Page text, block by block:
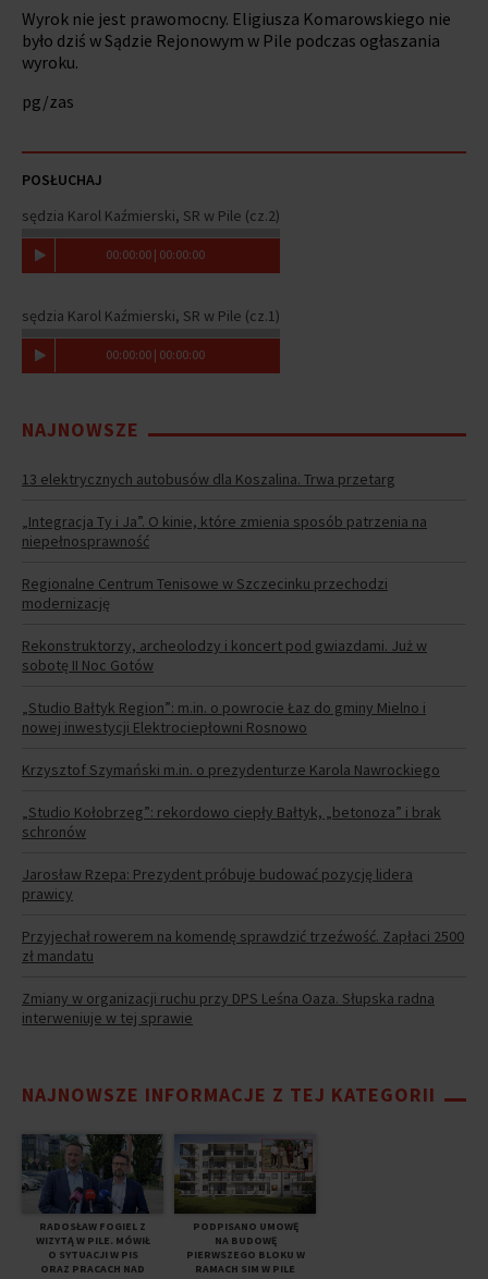
Wyrok nie jest prawomocny. Eligiusza Komarowskiego nie
było dziś w Sądzie Rejonowym w Pile podczas ogłaszania
wyroku.
pg/zas
POSŁUCHAJ
sędzia Karol Kaźmierski, SR w Pile (cz.2)
00:00:00 | 00:00:00
sędzia Karol Kaźmierski, SR w Pile (cz.1)
00:00:00 | 00:00:00
NAJNOWSZE
13 elektrycznych autobusów dla Koszalina. Trwa przetarg
„Integracja Ty i Ja”. O kinie, które zmienia sposób patrzenia na
niepełnosprawność
Regionalne Centrum Tenisowe w Szczecinku przechodzi
modernizację
Rekonstruktorzy, archeolodzy i koncert pod gwiazdami. Już w
sobotę II Noc Gotów
„Studio Bałtyk Region”: m.in. o powrocie Łaz do gminy Mielno i
nowej inwestycji Elektrociepłowni Rosnowo
Krzysztof Szymański m.in. o prezydenturze Karola Nawrockiego
„Studio Kołobrzeg”: rekordowo ciepły Bałtyk, „betonoza” i brak
schronów
Jarosław Rzepa: Prezydent próbuje budować pozycję lidera
prawicy
Przyjechał rowerem na komendę sprawdzić trzeźwość. Zapłaci 2500
zł mandatu
Zmiany w organizacji ruchu przy DPS Leśna Oaza. Słupska radna
interweniuje w tej sprawie
NAJNOWSZE INFORMACJE Z TEJ KATEGORII
RADOSŁAW FOGIEL Z
WIZYTĄ W PILE. MÓWIŁ
O SYTUACJI W PIS
ORAZ PRACACH NAD
PODPISANO UMOWĘ
NA BUDOWĘ
PIERWSZEGO BLOKU W
RAMACH SIM W PILE